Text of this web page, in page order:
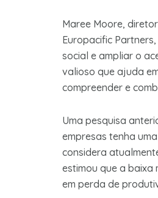
Maree Moore,
Europacific
social e ampliar o
valioso que ajuda
compreender e
Uma pesquisa
empresas tenha
considera
estimou que a baixa
em perda de